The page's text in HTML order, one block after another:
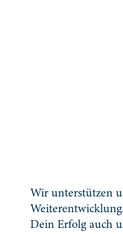
Wir unterstützen
Dein Erfolg auch